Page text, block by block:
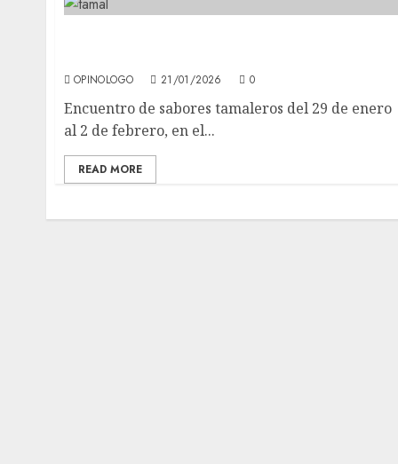
OPINOLOGO 21/01/2026 0
Encuentro de sabores tamaleros del 29 de enero
al 2 de febrero, en el...
READ MORE